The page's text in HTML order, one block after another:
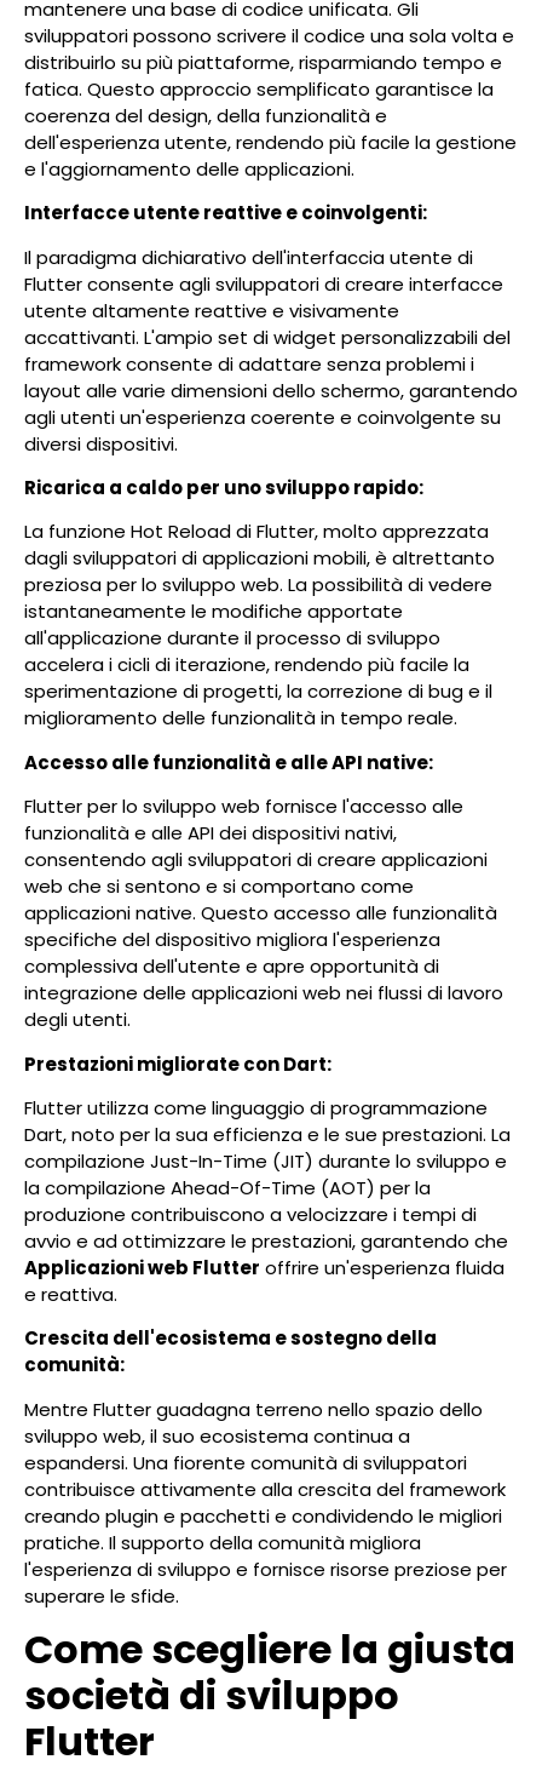
mantenere una base di codice unificata. Gli
sviluppatori possono scrivere il codice una sola volta e
distribuirlo su più piattaforme, risparmiando tempo e
fatica. Questo approccio semplificato garantisce la
coerenza del design, della funzionalità e
dell'esperienza utente, rendendo più facile la gestione
e l'aggiornamento delle applicazioni.
Interfacce utente reattive e coinvolgenti:
Il paradigma dichiarativo dell'interfaccia utente di
Flutter consente agli sviluppatori di creare interfacce
utente altamente reattive e visivamente
accattivanti. L'ampio set di widget personalizzabili del
framework consente di adattare senza problemi i
layout alle varie dimensioni dello schermo, garantendo
agli utenti un'esperienza coerente e coinvolgente su
diversi dispositivi.
Ricarica a caldo per uno sviluppo rapido:
La funzione Hot Reload di Flutter, molto apprezzata
dagli sviluppatori di applicazioni mobili, è altrettanto
preziosa per lo sviluppo web. La possibilità di vedere
istantaneamente le modifiche apportate
all'applicazione durante il processo di sviluppo
accelera i cicli di iterazione, rendendo più facile la
sperimentazione di progetti, la correzione di bug e il
miglioramento delle funzionalità in tempo reale.
Accesso alle funzionalità e alle API native:
Flutter per lo sviluppo web fornisce l'accesso alle
funzionalità e alle API dei dispositivi nativi,
consentendo agli sviluppatori di creare applicazioni
web che si sentono e si comportano come
applicazioni native. Questo accesso alle funzionalità
specifiche del dispositivo migliora l'esperienza
complessiva dell'utente e apre opportunità di
integrazione delle applicazioni web nei flussi di lavoro
degli utenti.
Prestazioni migliorate con Dart:
Flutter utilizza come linguaggio di programmazione
Dart, noto per la sua efficienza e le sue prestazioni. La
compilazione Just-In-Time (JIT) durante lo sviluppo e
la compilazione Ahead-Of-Time (AOT) per la
produzione contribuiscono a velocizzare i tempi di
avvio e ad ottimizzare le prestazioni, garantendo che
Applicazioni web Flutter offrire un'esperienza fluida
e reattiva.
Crescita dell'ecosistema e sostegno della
comunità:
Mentre Flutter guadagna terreno nello spazio dello
sviluppo web, il suo ecosistema continua a
espandersi. Una fiorente comunità di sviluppatori
contribuisce attivamente alla crescita del framework
creando plugin e pacchetti e condividendo le migliori
pratiche. Il supporto della comunità migliora
l'esperienza di sviluppo e fornisce risorse preziose per
superare le sfide.
Come scegliere la giusta
società di sviluppo
Flutter